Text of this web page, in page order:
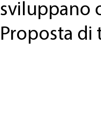
sviluppano
Proposta